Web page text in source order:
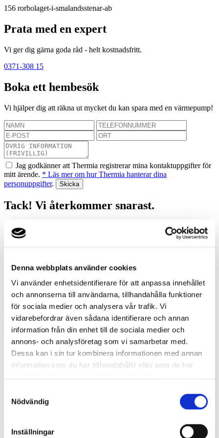
Denna webbplats använder cookies
Vi använder enhetsidentifierare för att anpassa innehållet
och annonserna till användarna, tillhandahålla funktioner
för sociala medier och analysera vår trafik. Vi
vidarebefordrar även sådana identifierare och annan
information från din enhet till de sociala medier och
annons- och analysföretag som vi samarbetar med.
Dessa kan i sin tur kombinera informationen med annan
information som du har tillhandahållit eller som de har
Nödvändig
Inställningar
156 rorbolaget-i-smalandsstenar-ab
Prata med en expert
Vi ger dig gärna goda råd - helt kostnadsfritt.
0371-308 15
Boka ett hembesök
Vi hjälper dig att räkna ut mycket du kan spara med en värmepump!
Jag godkänner att Thermia registrerar mina kontaktuppgifter för
mitt ärende. * Läs mer om hur Thermia hanterar dina
personuppgifter.
Tack! Vi återkommer snarast.
Misslyckades
Ring oss
Ring oss om du har några frågor!
0371-308 15
Prata med en expert
Begär offert
Kontakta mig
Boka hembesök
Ring oss
Prata med en expert
Begär offert
Kontakt